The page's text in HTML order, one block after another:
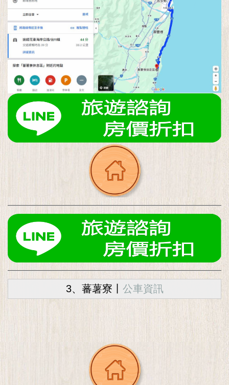
3、蕃薯寮丨 公車資訊